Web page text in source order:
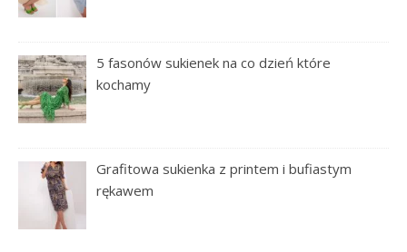
5 fasonów sukienek na co dzień które
kochamy
Grafitowa sukienka z printem i bufiastym
rękawem